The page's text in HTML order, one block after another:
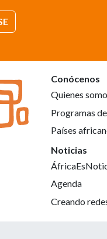
Conócenos
Quienes
Programas
Países
Noticias
Agenda
Creando